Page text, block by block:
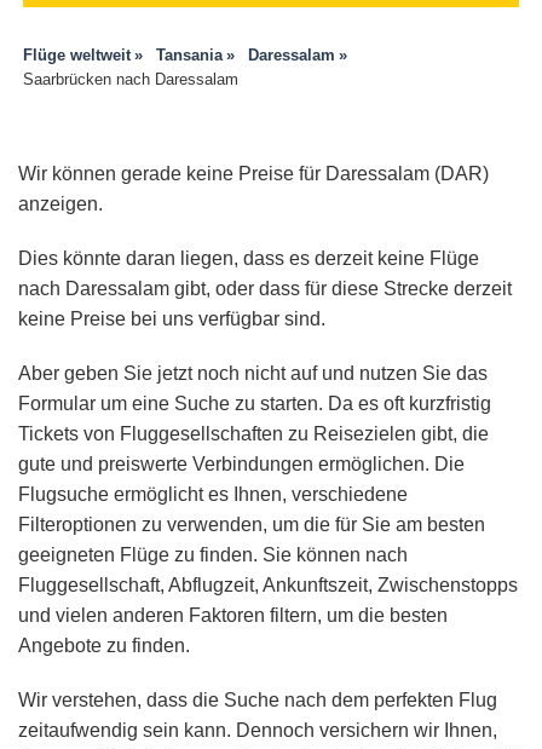
Flüge weltweit Tansania
Daressalam
Saarbrücken nach Daressalam
Wir können gerade keine Preise für Daressalam (DAR)
anzeigen.
Dies könnte daran liegen, dass es derzeit keine Flüge
nach Daressalam gibt, oder dass für diese Strecke derzeit
keine Preise bei uns verfügbar sind.
Aber geben Sie jetzt noch nicht auf und nutzen Sie das
Formular um eine Suche zu starten. Da es oft kurzfristig
Tickets von Fluggesellschaften zu Reisezielen gibt, die
gute und preiswerte Verbindungen ermöglichen. Die
Flugsuche ermöglicht es Ihnen, verschiedene
Filteroptionen zu verwenden, um die für Sie am besten
geeigneten Flüge zu finden. Sie können nach
Fluggesellschaft, Abflugzeit, Ankunftszeit, Zwischenstopps
und vielen anderen Faktoren filtern, um die besten
Angebote zu finden.
Wir verstehen, dass die Suche nach dem perfekten Flug
zeitaufwendig sein kann. Dennoch versichern wir Ihnen,